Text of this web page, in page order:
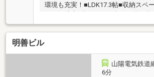
環境も充実！■LDK17.3帖■収納スペ
明善ビル
山陽電気鉄道
6分